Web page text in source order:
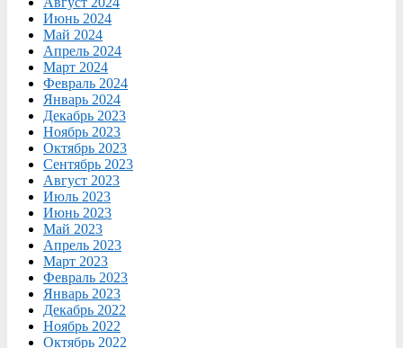
Июнь 2024
Май 2024
Апрель 2024
Март 2024
Февраль 2024
Январь 2024
Декабрь 2023
Ноябрь 2023
Октябрь 2023
Сентябрь 2023
Август 2023
Июль 2023
Июнь 2023
Май 2023
Апрель 2023
Март 2023
Февраль 2023
Январь 2023
Декабрь 2022
Ноябрь 2022
Октябрь 2022